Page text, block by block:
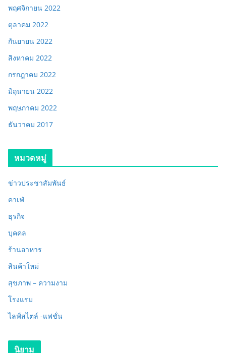
พฤศจิกายน 2022
ตุลาคม 2022
กันยายน 2022
สิงหาคม 2022
กรกฎาคม 2022
มิถุนายน 2022
พฤษภาคม 2022
ธันวาคม 2017
หมวดหมู่
ข่าวประชาสัมพันธ์
คาเฟ่
ธุรกิจ
บุคคล
ร้านอาหาร
สินค้าใหม่
สุขภาพ – ความงาม
โรงแรม
ไลฟ์สไตล์ -แฟชั่น
นิยาม